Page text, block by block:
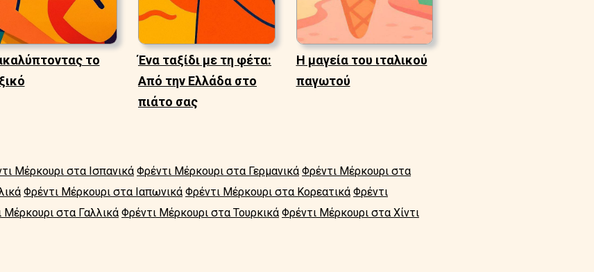
το
Ένα ταξίδι με τη φέτα:
Από την Ελλάδα στο
πιάτο σας
Η μαγεία του ιταλικού
παγωτού
Μέρκουρι στα Ισπανικά Φρέντι Μέρκουρι στα Γερμανικά Φρέντι Μέρκουρι στα
Φρέντι Μέρκουρι στα Ιαπωνικά Φρέντι Μέρκουρι στα Κορεατικά Φρέντι
Μέρκουρι στα Γαλλικά Φρέντι Μέρκουρι στα Τουρκικά Φρέντι Μέρκουρι στα Χίντι